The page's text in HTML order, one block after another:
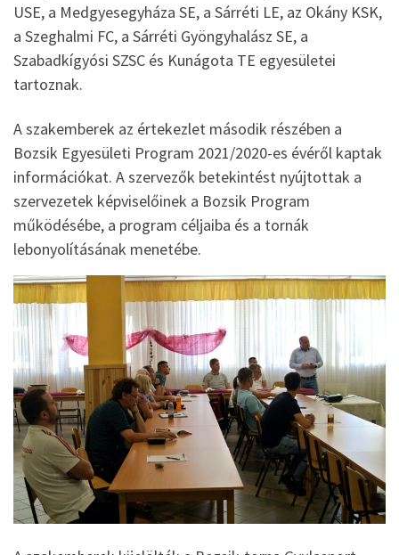
USE, a Medgyesegyháza SE, a Sárréti LE, az Okány KSK,
a Szeghalmi FC, a Sárréti Gyöngyhalász SE, a
Szabadkígyósi SZSC és Kunágota TE egyesületei
tartoznak.
A szakemberek az értekezlet második részében a
Bozsik Egyesületi Program 2021/2020-es évéről kaptak
információkat. A szervezők betekintést nyújtottak a
szervezetek képviselőinek a Bozsik Program
működésébe, a program céljaiba és a tornák
lebonyolításának menetébe.